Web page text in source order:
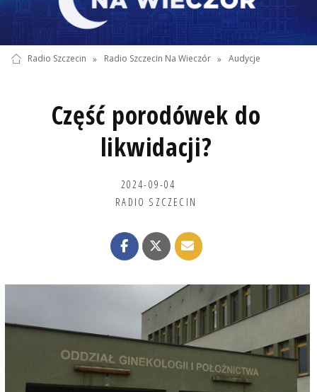
Radio Szczecin » Radio Szczecin Na Wieczór » Audycje
Część porodówek do
likwidacji?
2024-09-04
RADIO SZCZECIN